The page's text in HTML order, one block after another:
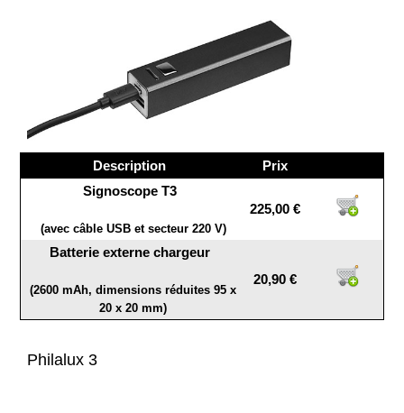
Description
Prix
Signoscope T3
(avec câble USB et secteur 220 V)
225,00 €
Batterie externe chargeur
(2600 mAh, dimensions réduites 95 x
20 x 20 mm)
20,90 €
Philalux 3